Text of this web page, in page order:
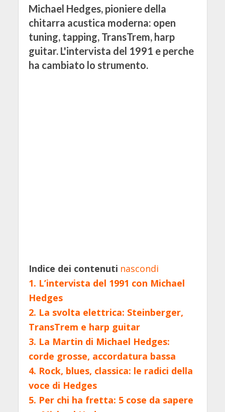
Michael Hedges, pioniere della
chitarra acustica moderna: open
tuning, tapping, TransTrem, harp
guitar. L'intervista del 1991 e perche
ha cambiato lo strumento.
Indice dei contenuti nascondi
1. L’intervista del 1991 con Michael
Hedges
2. La svolta elettrica: Steinberger,
TransTrem e harp guitar
3. La Martin di Michael Hedges:
corde grosse, accordatura bassa
4. Rock, blues, classica: le radici della
voce di Hedges
5. Per chi ha fretta: 5 cose da sapere